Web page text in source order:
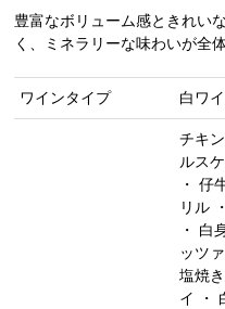
豊富なボリューム感ときれい
く、ミネラリーな味わいが全
ワインタイプ 白ワ
チキ
ルス
・ 仔
リル
・ 白
ッツ
塩焼
イ ・